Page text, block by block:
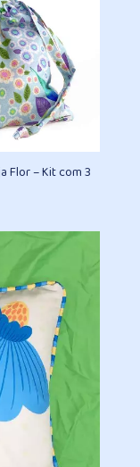
Flor – Kit com 3